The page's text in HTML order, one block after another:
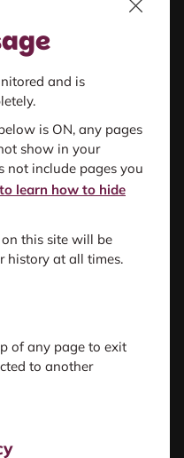
Close
and is
is ON, any pages
show in your
not include pages you
learn how to hide
this site will be
history at all times.
of any page to exit
to another